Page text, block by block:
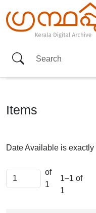
Items
Date Available is exactly
of
1
1–1 of
1